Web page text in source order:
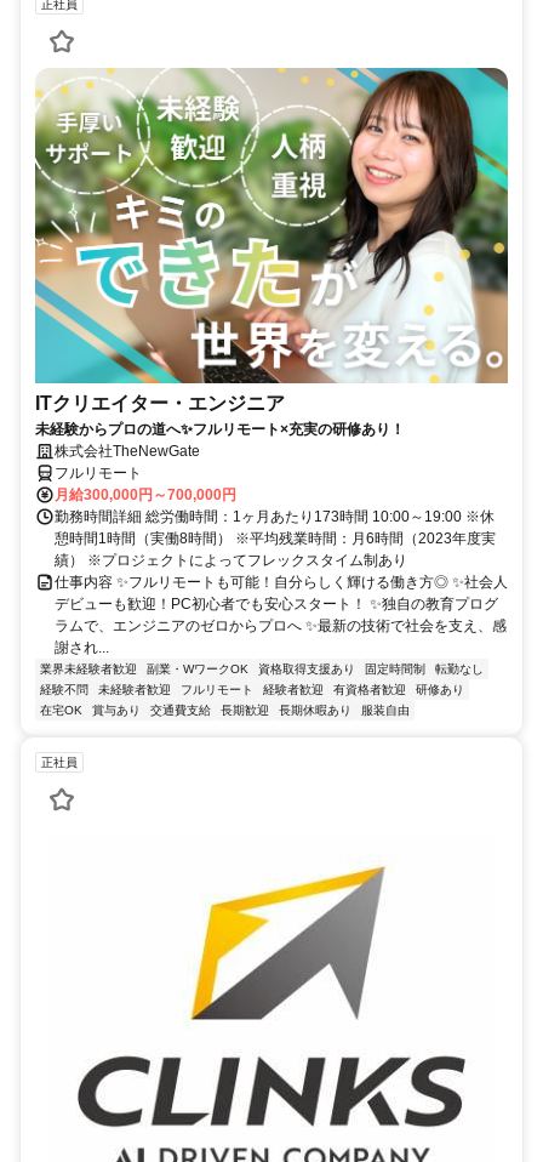
正社員
ITクリエイター・エンジニア
未経験からプロの道へ✨フルリモート×充実の研修あり！
株式会社TheNewGate
フルリモート
月給300,000円～700,000円
勤務時間詳細 総労働時間：1ヶ月あたり173時間 10:00～19:00 ※休
憩時間1時間（実働8時間） ※平均残業時間：月6時間（2023年度実
績） ※プロジェクトによってフレックスタイム制あり
仕事内容 ✨フルリモートも可能！自分らしく輝ける働き方◎ ✨社会人
デビューも歓迎！PC初心者でも安心スタート！ ✨独自の教育プログ
ラムで、エンジニアのゼロからプロへ ✨最新の技術で社会を支え、感
謝され...
業界未経験者歓迎 副業・WワークOK 資格取得支援あり 固定時間制
転勤なし
経験不問
未経験者歓迎 フルリモート 経験者歓迎 有資格者歓迎
研修あり
在宅OK
賞与あり 交通費支給 長期歓迎 長期休暇あり 服装自由
正社員